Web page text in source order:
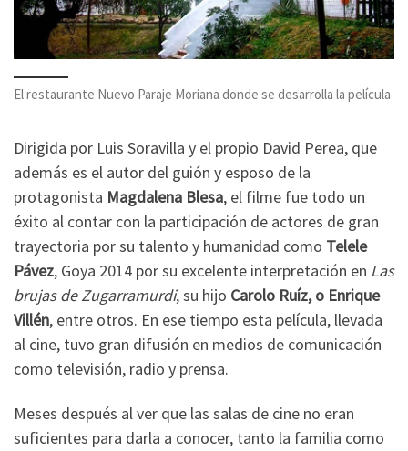
El restaurante Nuevo Paraje Moriana donde se desarrolla la película
Dirigida por Luis Soravilla y el propio David Perea, que
además es el autor del guión y esposo de la
protagonista Magdalena Blesa, el filme fue todo un
éxito al contar con la participación de actores de gran
trayectoria por su talento y humanidad como Telele
Pávez, Goya 2014 por su excelente interpretación en Las
brujas de Zugarramurdi, su hijo Carolo Ruíz, o Enrique
Villén, entre otros. En ese tiempo esta película, llevada
al cine, tuvo gran difusión en medios de comunicación
como televisión, radio y prensa.
Meses después al ver que las salas de cine no eran
suficientes para darla a conocer, tanto la familia como